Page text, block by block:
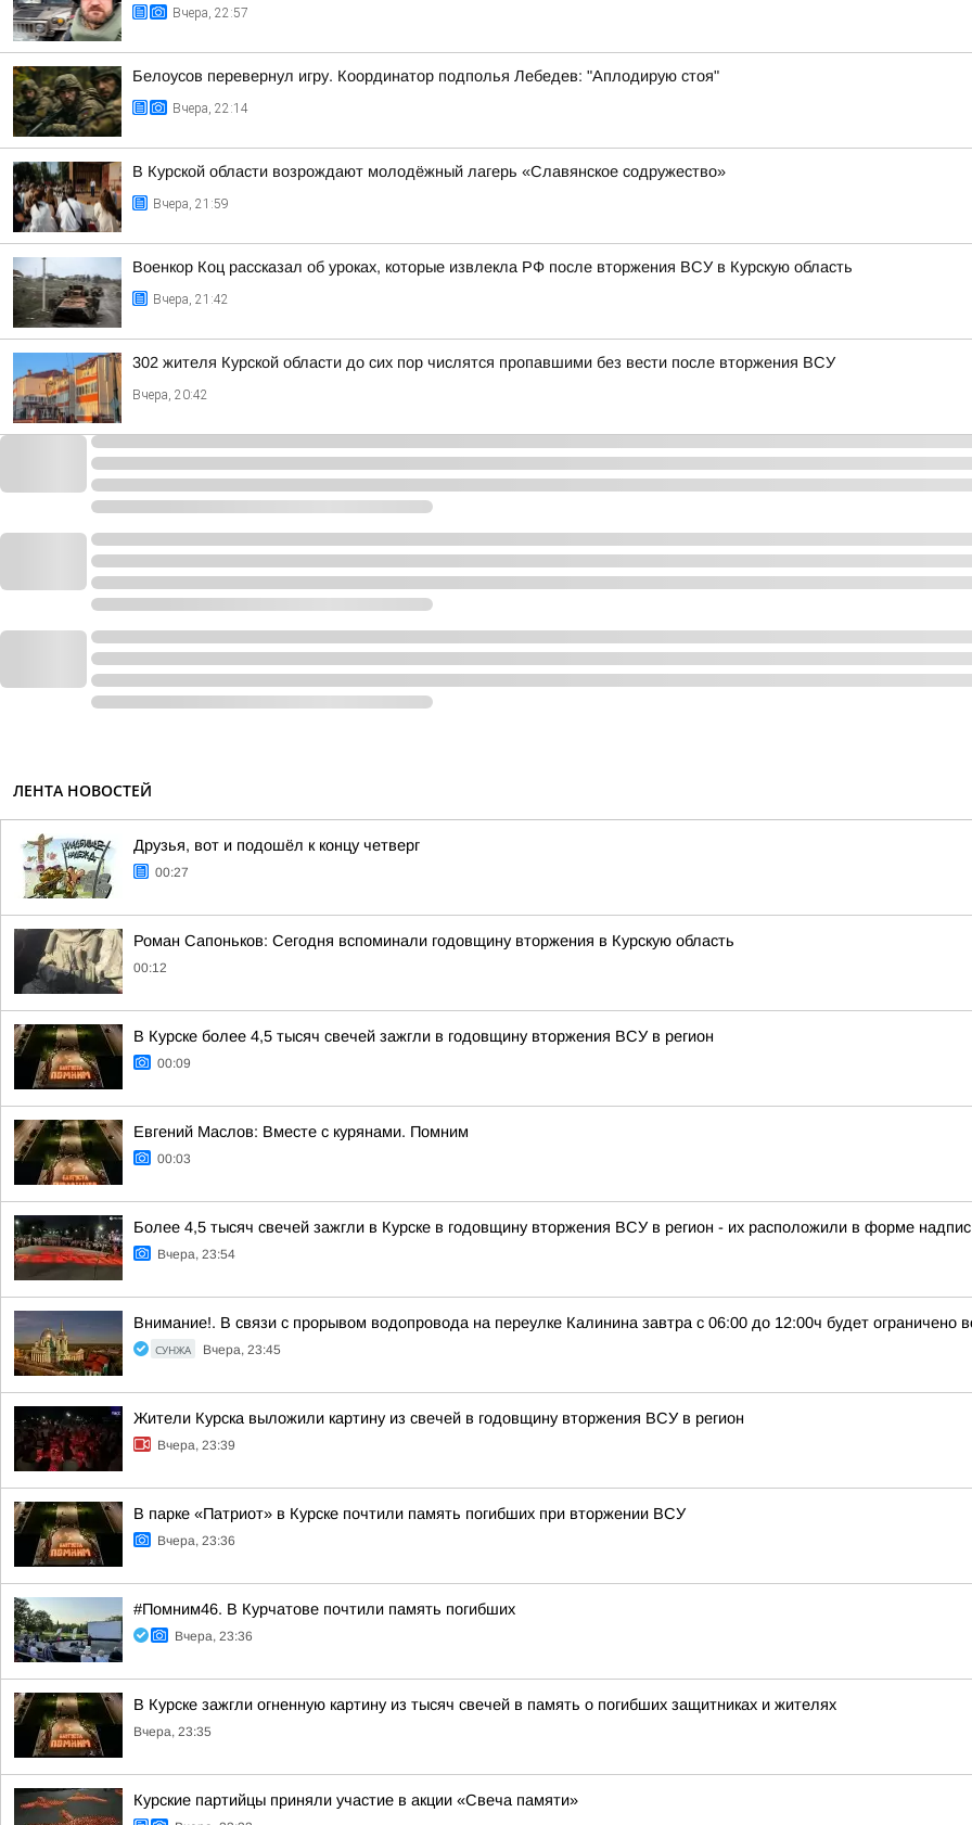
Вчера, 22:57
Белоусов перевернул игру. Координатор подполья Лебедев: "Аплодирую стоя"
Вчера, 22:14
В Курской области возрождают молодёжный лагерь «Славянское содружество»
Вчера, 21:59
Военкор Коц рассказал об уроках, которые извлекла РФ после вторжения ВСУ в Курскую область
Вчера, 21:42
302 жителя Курской области до сих пор числятся пропавшими без вести после вторжения ВСУ
Вчера, 20:42
ЛЕНТА НОВОСТЕЙ
Друзья, вот и подошёл к концу четверг
00:27
Роман Сапоньков: Сегодня вспоминали годовщину вторжения в Курскую область
00:12
В Курске более 4,5 тысяч свечей зажгли в годовщину вторжения ВСУ в регион
00:09
Евгений Маслов: Вместе с курянами. Помним
00:03
Более 4,5 тысяч свечей зажгли в Курске в годовщину вторжения ВСУ в регион - их расположили в форме
Вчера, 23:54
Внимание!. В связи с прорывом водопровода на переулке Калинина завтра с 06:00 до 12:00ч будет ограничено
СУНЖА Вчера, 23:45
Жители Курска выложили картину из свечей в годовщину вторжения ВСУ в регион
Вчера, 23:39
В парке «Патриот» в Курске почтили память погибших при вторжении ВСУ
Вчера, 23:36
#Помним46. В Курчатове почтили память погибших
Вчера, 23:36
В Курске зажгли огненную картину из тысяч свечей в память о погибших защитниках и жителях
Вчера, 23:35
Курские партийцы приняли участие в акции «Свеча памяти»